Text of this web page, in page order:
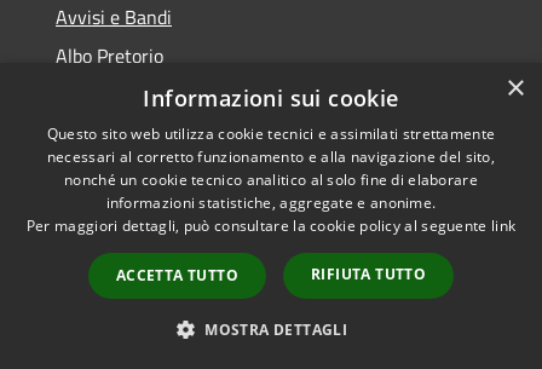
Avvisi e Bandi
Albo Pretorio
Accessibilità
Privacy
Mappa del sito
Come ci visita il cittadino
Copyright © 2026 • Comune di
Ragogna • Powered by
Municipium•Accesso
redazione
×
Informazioni sui cookie
Questo sito web utilizza cookie tecnici e assimilati strettamente
necessari al corretto funzionamento e alla navigazione del sito,
nonché un cookie tecnico analitico al solo fine di elaborare
informazioni statistiche, aggregate e anonime.
Per maggiori dettagli, può consultare la cookie policy al seguente link
ACCETTA TUTTO RIFIUTA TUTTO
MOSTRA DETTAGLI